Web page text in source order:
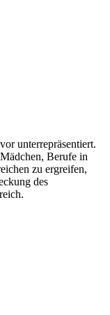
unterrepräsentiert.
Berufe in
zu ergreifen,
des